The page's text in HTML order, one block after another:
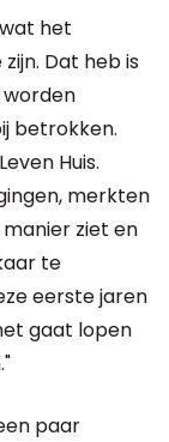
het
Dat heb is
betrokken.
Huis.
merkten
ziet en
te
eerste jaren
gaat lopen
paar